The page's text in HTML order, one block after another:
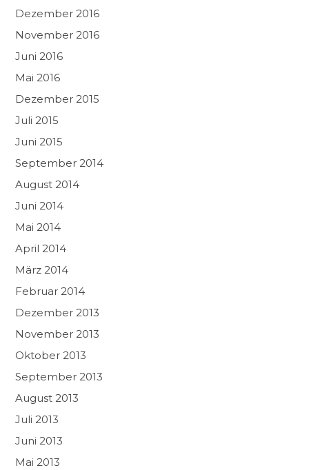
Dezember 2016
November 2016
Juni 2016
Mai 2016
Dezember 2015
Juli 2015
Juni 2015
September 2014
August 2014
Juni 2014
Mai 2014
April 2014
März 2014
Februar 2014
Dezember 2013
November 2013
Oktober 2013
September 2013
August 2013
Juli 2013
Juni 2013
Mai 2013